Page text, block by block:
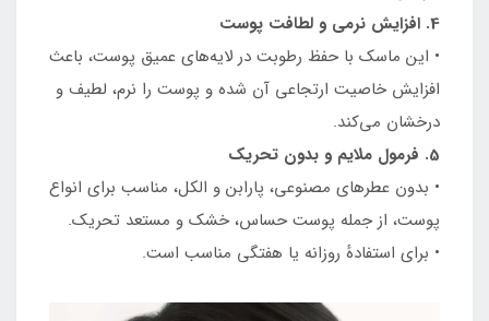
4. افزایش نرمی و لطافت پوست
• این ماسک با حفظ رطوبت در لایه‌های عمیق پوست، باعث
افزایش خاصیت ارتجاعی آن شده و پوست را نرم، لطیف و
درخشان می‌کند.
5. فرمول ملایم و بدون تحریک
• بدون عطرهای مصنوعی، پارابن و الکل، مناسب برای انواع
پوست، از جمله پوست حساس، خشک و مستعد تحریک.
• برای استفادهٔ روزانه یا هفتگی مناسب است.